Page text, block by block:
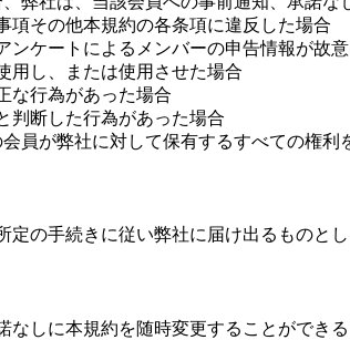
項その他本規約の各条項に違反した場合
ンケートによるメンバーの申告情報が故
用し、または使用させた場合
な行為があった場合
判断した行為があった場合
員が弊社に対して保有するすべての権利
定の手続きに従い弊社に届け出るものと
なしに本規約を随時変更することができ